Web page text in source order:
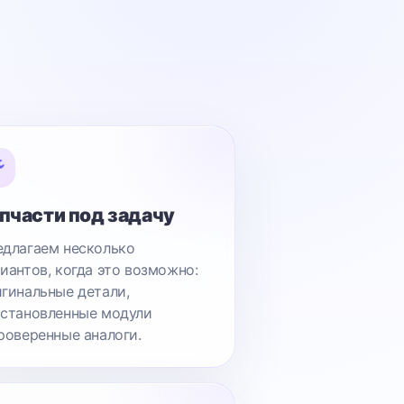
под задачу
несколько
когда это возможно:
детали,
модули
аналоги.